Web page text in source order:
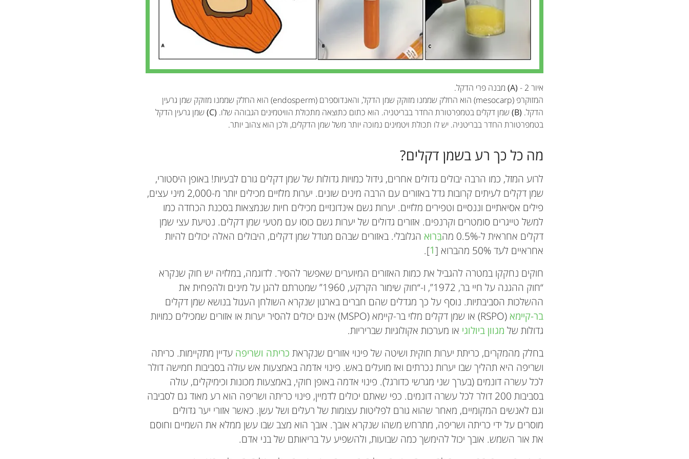
איור 2 - (A)
מבנה פרי הדקל.
המזוקרפ (mesocarp) הוא החלק שממנו מזוקק שמן הדקל, והאנדוספרם (endosperm) הוא החלק שממנו מזוקק שמן גרעין
הדקל. (B) שמן דקלים בטמפרטורת החדר בבריטניה. הוא כתום כתוצאה מתכולת הוויטמינים הגבוהה שלו. (C)
שמן גרעין הדקל
בטמפרטורת החדר בבריטניה. יש לו תכולת ויטמינים נמוכה יותר משל שמן הדקלים, ולכן הוא צהוב יותר.
מה כל כך רע בשמן דקלים?
לרוע המזל, כמו הרבה יבולים גדולים אחרים, גידול כמויות גדולות של שמן דקלים גורם לבעיות! באופן היסטורי,
שמן דקלים לעיתים קרובות גדל באזורים עם הרבה מינים שונים. יערות מלזיים מכילים יותר מ-2,000 מיני עצים,
פילים אסיאתיים וננסיים וטפירים מלזיים. יערות גשם אינדונזיים מכילים חיות שנמצאות בסכנת הכחדה כמו
למשל טייגרים סומטרים וקרנפים. אזורים גדולים של יערות גשם כוסו עם מטעי שמן דקלים. נטיעת עצי שמן
דקלים אחראית ל-0.5% מה
בֵּרוּא הגלובלי. באזורים שבהם מגודל שמן דקלים, היבולים האלה יכולים להיות
אחראיים לעד 50% מהברוא [
1
].
חוקים נחקקו במטרה להגביל את כמות האזורים המיוערים שאפשר להסיר. לדוגמה, במלזיה יש חוק שנקרא
“חוק ההגנה על חיי בר, 1972”, ו-“חוק שימור הקרקע, 1960” שמטרתם להגן על מינים ולהפחית את
ההשלכות הסביבתיות. נוסף על כך מגדלים שהם חברים בארגון שנקרא השולחן העגול בנושא שמן דקלים
בר-קיימא
(RSPO) או שמן דקלים מלזי בר-קיימא (MSPO) אינם יכולים להסיר יערות או אזורים שמכילים כמויות
גדולות של מגוון ביולוגי או מערכות אקולוגיות שבריריות.
בחלק מהמקרים, כריתת יערות חוקית ושיטה של פינוי אזורים שנקראת כריתה ושריפה עדיין מתקיימות. כריתה
ושריפה היא תהליך שבו יערות נכרתים ואז מועלים באש. פינוי אדמה באמצעות אש עולה בסביבות חמישה דולר
לכל עשרה דונמים (בערך שני מגרשי כדורגל). פינוי אדמה באופן חוקי, באמצעות מכונות וכימיקלים, עולה
בסביבות 200 דולר לכל עשרה דונמים. כפי שאתם יכולים לדמיין, פינוי כריתה ושריפה הוא רע מאוד גם לסביבה
וגם לאנשים המקומיים, מאחר שהוא גורם לפליטות עצומות של רעלים ושל עשן. כאשר אזורי יער גדולים
מוסרים על ידי כריתה ושריפה, מתרחש משהו שנקרא אובך. אובך הוא מצב שבו עשן ממלא את השמיים וחוסם
את אור השמש. אובך יכול להימשך כמה שבועות, ולהשפיע על בריאותם של בני אדם.